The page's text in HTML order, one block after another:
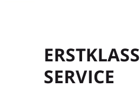
SERVICE